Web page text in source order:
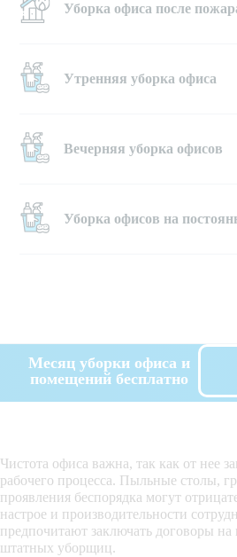
Уборка офиса после
Утренняя уборка офиса
Вечерняя уборка офисов
Уборка офисов на
Месяц уборки офиса и
помещений бесплатно
Чистота офиса важна, так как от нее
рабочего процесса. Пыльные столы,
проявления беспорядка могут
настрое и производительности
предпочитают заключать договоры на
штатных уборщиц.